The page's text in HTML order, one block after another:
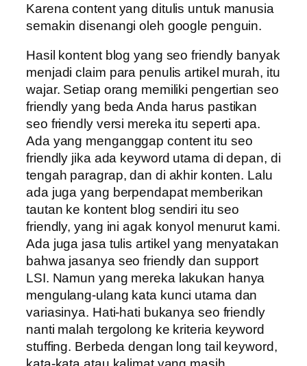
Karena content yang ditulis untuk manusia
semakin disenangi oleh google penguin.
Hasil kontent blog yang seo friendly banyak
menjadi claim para penulis artikel murah, itu
wajar. Setiap orang memiliki pengertian seo
friendly yang beda Anda harus pastikan
seo friendly versi mereka itu seperti apa.
Ada yang menganggap content itu seo
friendly jika ada keyword utama di depan, di
tengah paragrap, dan di akhir konten. Lalu
ada juga yang berpendapat memberikan
tautan ke kontent blog sendiri itu seo
friendly, yang ini agak konyol menurut kami.
Ada juga jasa tulis artikel yang menyatakan
bahwa jasanya seo friendly dan support
LSI. Namun yang mereka lakukan hanya
mengulang-ulang kata kunci utama dan
variasinya. Hati-hati bukanya seo friendly
nanti malah tergolong ke kriteria keyword
stuffing. Berbeda dengan long tail keyword,